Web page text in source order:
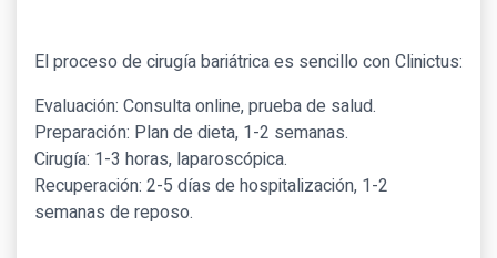
El proceso de cirugía bariátrica es sencillo con Clinictus:
Evaluación: Consulta online, prueba de salud.
Preparación: Plan de dieta, 1-2 semanas.
Cirugía: 1-3 horas, laparoscópica.
Recuperación: 2-5 días de hospitalización, 1-2
semanas de reposo.